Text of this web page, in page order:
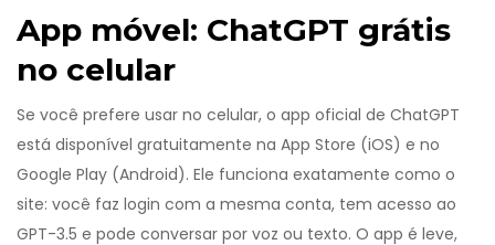
App móvel: ChatGPT grátis
no celular
Se você prefere usar no celular, o app oficial de ChatGPT
está disponível gratuitamente na App Store (iOS) e no
Google Play (Android). Ele funciona exatamente como o
site: você faz login com a mesma conta, tem acesso ao
GPT-3.5 e pode conversar por voz ou texto. O app é leve,